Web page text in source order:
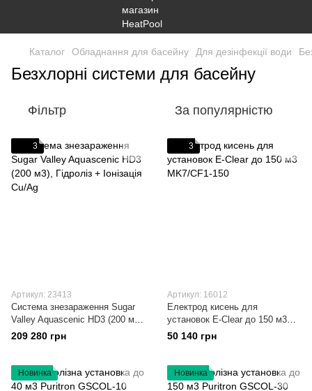
Каталог Обладнання для басейну Для дезінфекції води
Безхлорні системи для басейну
Фільтр За популярністю
3
Артикул: 23413
Система знезараження Sugar
Valley Aquascenic HD3 (200 м3),
Гідроліз + Іонізація Cu/Ag
209 280 грн
3
Артикул: 16012
Електрод кисень для
установок E-Clear до 150 м3
MK7/CF1-150
50 140 грн
Новинка Новинка